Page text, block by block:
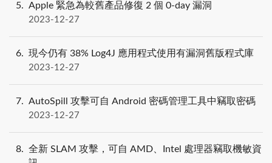
5 Apple 緊急為較舊產品修復 2 個 0-day 漏洞
2023-12-27
6 現今仍有 38% Log4J 應用程式使用有漏洞舊版程式庫
2023-12-27
7 AutoSpill 攻擊可自 Android 密碼管理工具中竊取密碼
2023-12-27
8
全新 SLAM 攻擊，可自 AMD、Intel 處理器竊取機敏資